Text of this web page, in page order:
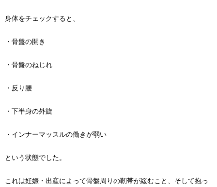
身体をチェックすると、
・骨盤の開き
・骨盤のねじれ
・反り腰
・下半身の外旋
・インナーマッスルの働きが弱い
という状態でした。
これは妊娠・出産によって骨盤周りの靭帯が緩むこと、そして抱っ